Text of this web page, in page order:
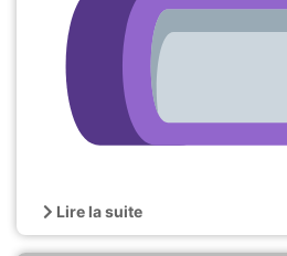
Lire la suite